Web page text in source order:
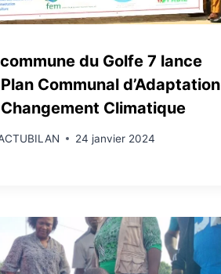
du Golfe 7 lance
Communal d’Adaptation
Climatique
24 janvier 2024